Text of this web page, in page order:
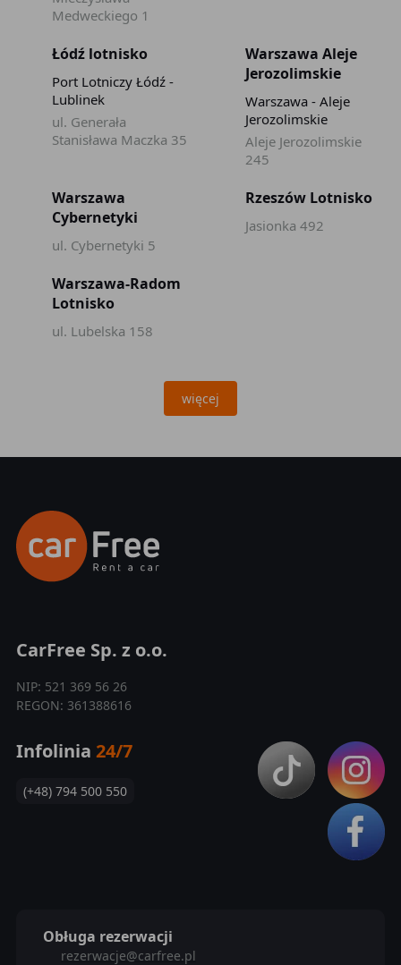
Medweckiego 1
Łódź lotnisko
Port Lotniczy Łódź -
Lublinek
ul. Generała
Stanisława Maczka 35
Warszawa Aleje
Jerozolimskie
Warszawa - Aleje
Jerozolimskie
Aleje Jerozolimskie
245
Warszawa
Cybernetyki
ul. Cybernetyki 5
Rzeszów Lotnisko
Jasionka 492
Warszawa-Radom
Lotnisko
ul. Lubelska 158
więcej
CarFree Sp. z o.o.
NIP: 521 369 56 26
REGON: 361388616
Infolinia 24/7
(+48) 794 500 550
Obługa rezerwacji
rezerwacje@carfree.pl